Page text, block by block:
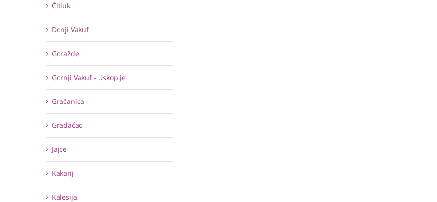
Čitluk
Donji Vakuf
Goražde
Gornji Vakuf - Uskoplje
Gračanica
Gradačac
Jajce
Kakanj
Kalesija